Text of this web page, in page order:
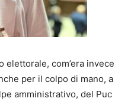
elettorale, com’era invece
per il colpo di mano, a
amministrativo, del Puc